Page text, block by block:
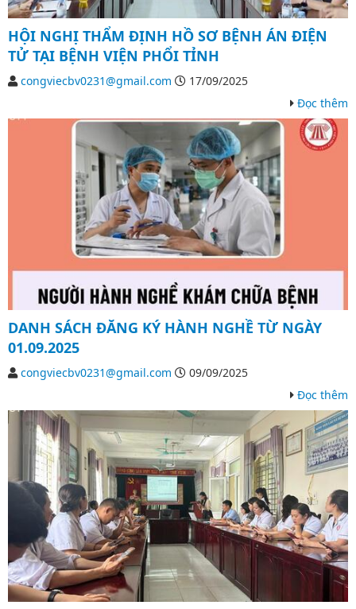
HỘI NGHỊ THẨM ĐỊNH HỒ SƠ BỆNH ÁN ĐIỆN
TỬ TẠI BỆNH VIỆN PHỔI TỈNH
congviecbv0231@gmail.com
17/09/2025
Đọc thêm
DANH SÁCH ĐĂNG KÝ HÀNH NGHỀ TỪ NGÀY
01.09.2025
congviecbv0231@gmail.com
09/09/2025
Đọc thêm